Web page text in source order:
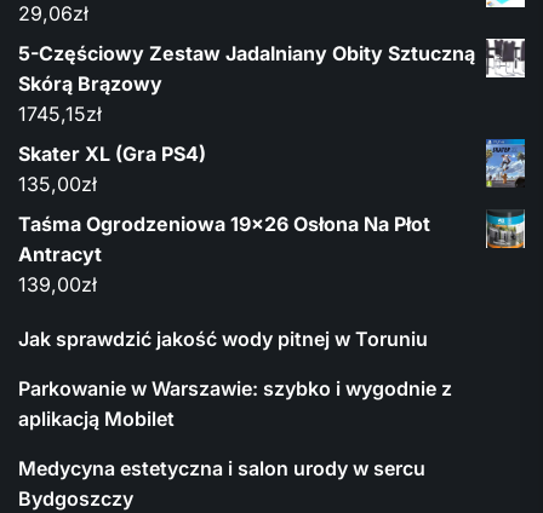
29,06zł
5-Częściowy Zestaw Jadalniany Obity Sztuczną
Skórą Brązowy
1745,15zł
Skater XL (Gra PS4)
135,00zł
Taśma Ogrodzeniowa 19x26 Osłona Na Płot
Antracyt
139,00zł
Jak sprawdzić jakość wody pitnej w Toruniu
Parkowanie w Warszawie: szybko i wygodnie z
aplikacją Mobilet
Medycyna estetyczna i salon urody w sercu
Bydgoszczy